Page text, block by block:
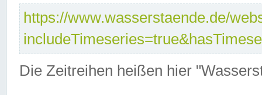
https://www.wasserstaende.de/
Die Zeitreihen heißen hier